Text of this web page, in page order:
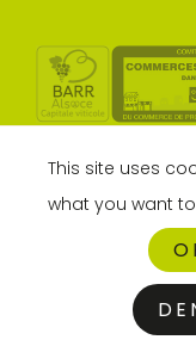
This site uses
what you want